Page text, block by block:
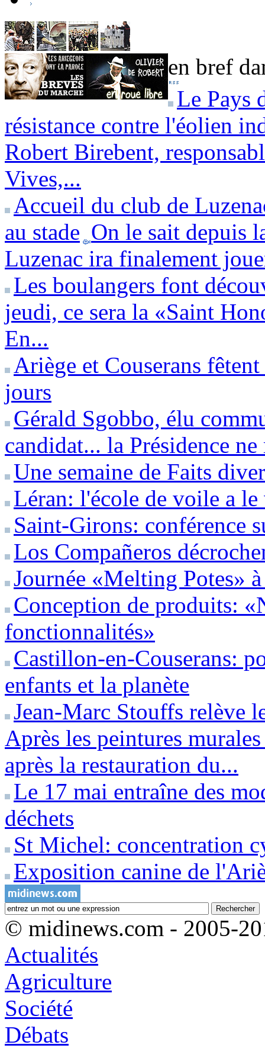
en bref
Le Pays
résistance contre l'éolien
Robert Birebent,
Vives,...
Accueil du club de
au stade On le sait depuis
Luzenac ira finalement
Les boulangers font
jeudi, ce sera la «Saint
En...
Ariège et Couserans
jours
Gérald Sgobbo, élu
candidat... la Présidence
Une semaine de Faits
Léran: l'école de voile a le
Saint-Girons: conférence
Los Compañeros
Journée «Melting Potes»
Conception de produits:
fonctionnalités»
Castillon-en-Couserans:
enfants et la planète
Jean-Marc Stouffs relève
Après les peintures
après la restauration du...
Le 17 mai entraîne des
déchets
St Michel: concentration
Exposition canine de
© midinews.com - 2005-
Actualités
Agriculture
Société
Débats